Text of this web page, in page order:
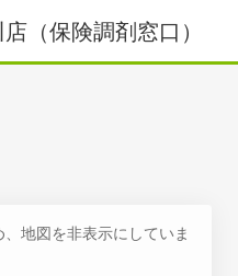
（保険調剤窓口）
地図を非表示にしていま